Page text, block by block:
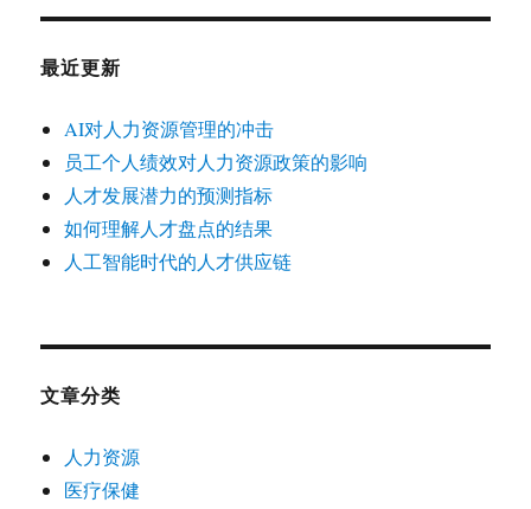
最近更新
AI对人力资源管理的冲击
员工个人绩效对人力资源政策的影响
人才发展潜力的预测指标
如何理解人才盘点的结果
人工智能时代的人才供应链
文章分类
人力资源
医疗保健